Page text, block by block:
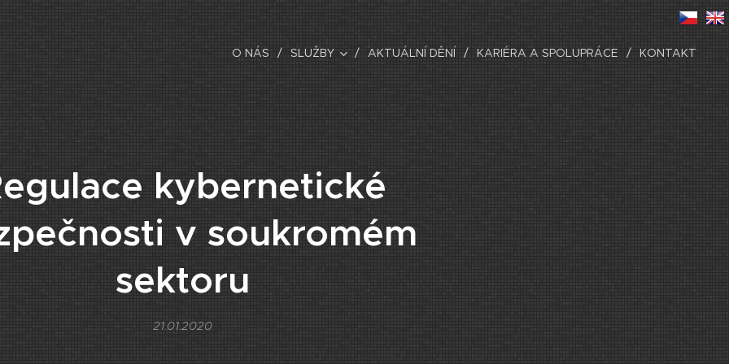
O NÁS SLUŽBY AKTUÁLNÍ DĚNÍ KARIÉRA A SPOLUPRÁCE KONTAKT
kybernetické
v soukromém
sektoru
21.01.2020